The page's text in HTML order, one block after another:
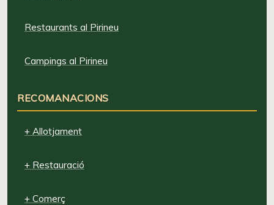
Restaurants al Pirineu
Campings al Pirineu
RECOMANACIONS
+ Allotjament
+ Restauració
+ Comerç